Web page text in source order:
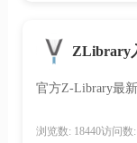
ZLibrary
官方Z-Library最
浏览数: 18440访问数: